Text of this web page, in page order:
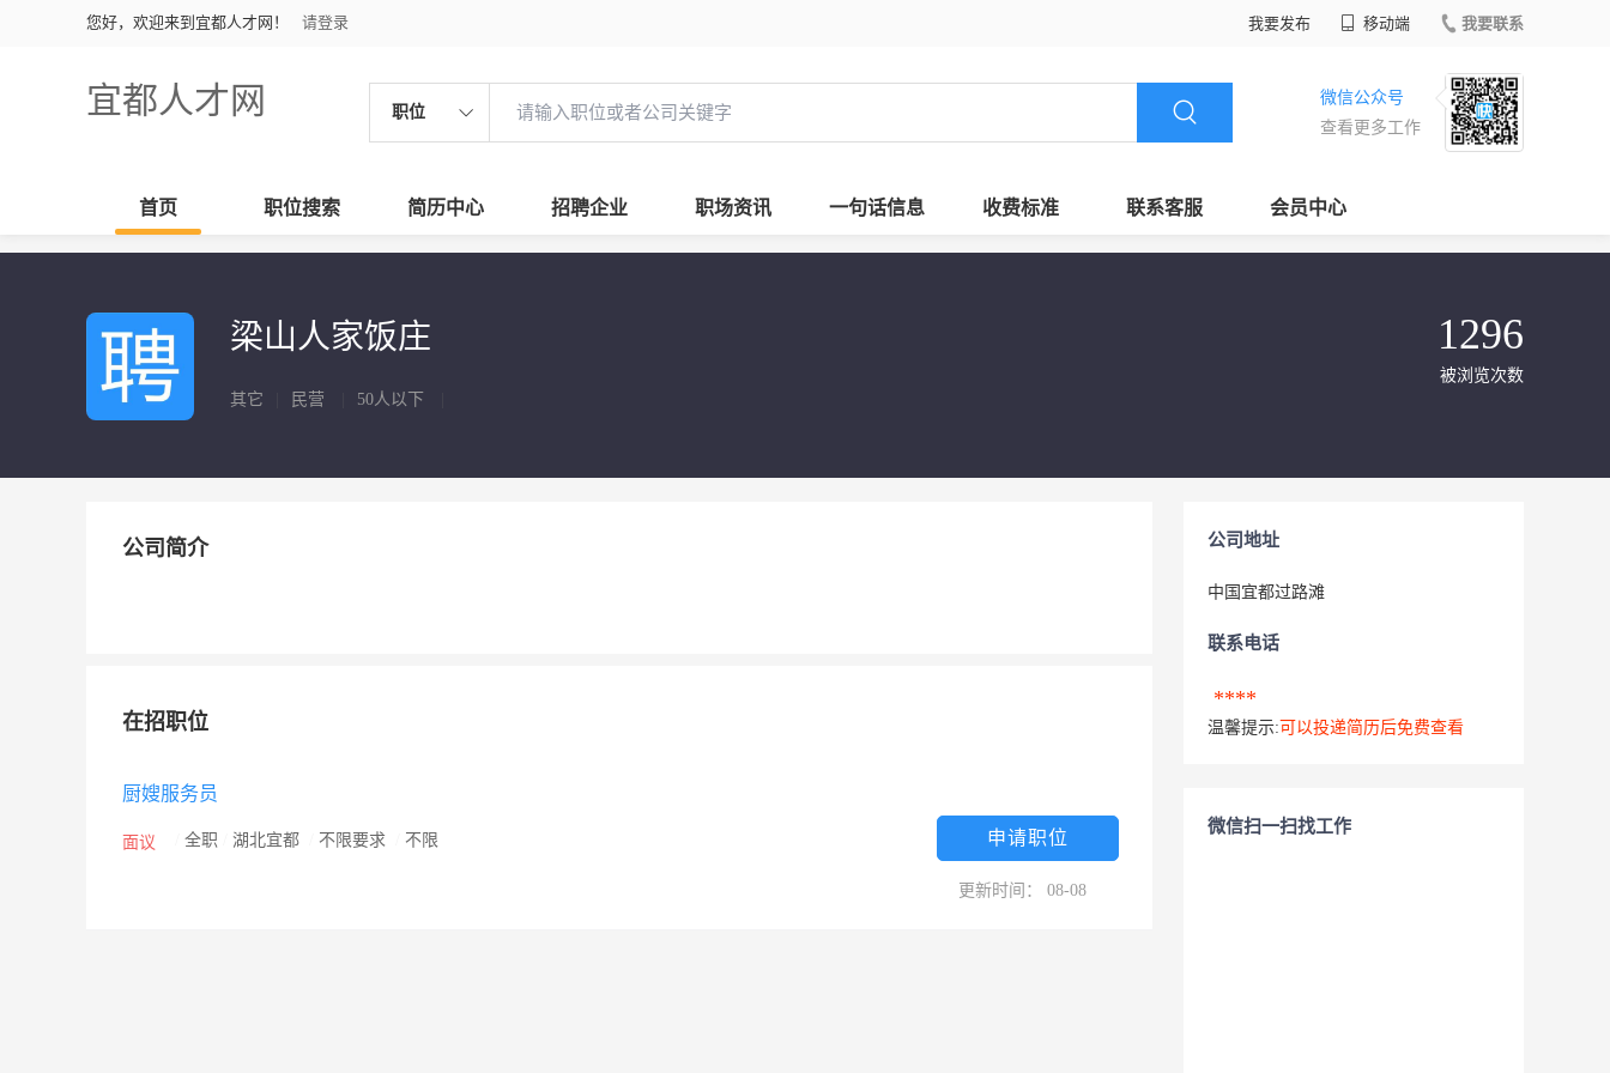
您好，欢迎来到宜都人才网！ 请登录 我要发布 移动端 我要联系
宜都人才网 职位
微信公众号
查看更多工作
首页 职位搜索 简历中心 招聘企业 职场资讯 一句话信息 收费标准 联系客服 会员中心
梁山人家饭庄
其它 民营 50人以下
1296
被浏览次数
公司简介
在招职位
厨嫂服务员
面议 全职 湖北宜都 不限要求 不限 申请职位
更新时间： 08-08
公司地址
中国宜都过路滩
联系电话
****
温馨提示: 可以投递简历后免费查看
微信扫一扫找工作